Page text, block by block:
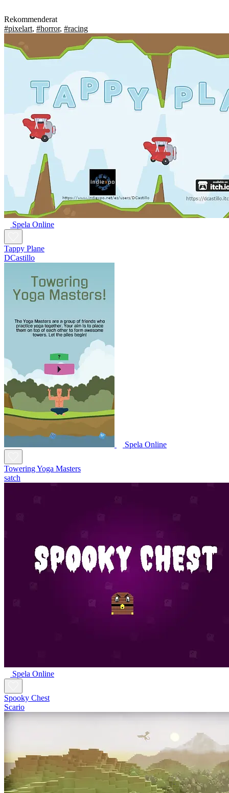
Rekommenderat
#pixelart, #horror, #racing
Spela Online
Tappy Plane
DCastillo
Spela Online
Towering Yoga Masters
satch
Spela Online
Spooky Chest
Scario